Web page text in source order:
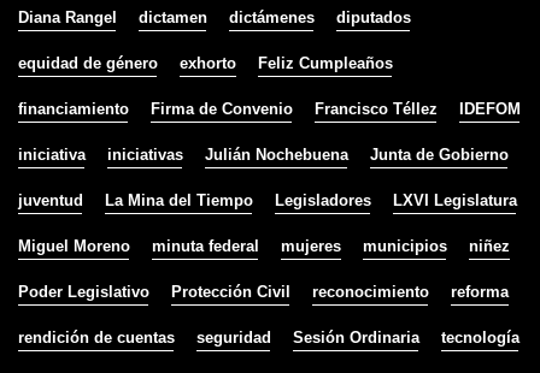
Diana Rangel dictamen dictámenes diputados
equidad de género exhorto Feliz Cumpleaños
financiamiento Firma de Convenio Francisco Téllez IDEFOM
iniciativa iniciativas Julián Nochebuena Junta de Gobierno
juventud La Mina del Tiempo Legisladores LXVI Legislatura
Miguel Moreno minuta federal mujeres municipios niñez
Poder Legislativo Protección Civil reconocimiento reforma
rendición de cuentas seguridad Sesión Ordinaria tecnología